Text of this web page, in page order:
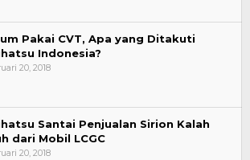
Pakai CVT, Apa yang Ditakuti
Indonesia?
20, 2018
Santai Penjualan Sirion Kalah
dari Mobil LCGC
20, 2018